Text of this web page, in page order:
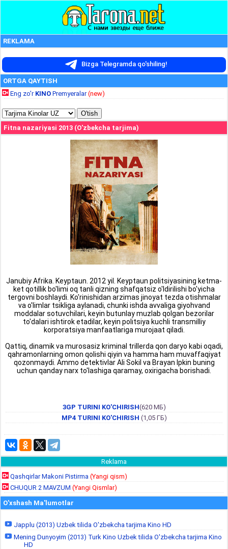
REKLAMA
Bizga Telegramda qo'shiling!
ORTGA QAYTISH
Eng zo'r KINO Premyeralar(new)
Fitna nazariyasi 2013 (O'zbekcha tarjima)
Janubiy Afrika. Keyptaun. 2012 yil. Keyptaun politsiyasining ketma-
ket qotillik bo'limi oq tanli qizning shafqatsiz o'ldirilishi bo'yicha
tergovni boshlaydi. Ko'rinishidan arzimas jinoyat tezda otishmalar
va o'limlar tsikliga aylanadi, chunki ishda avvaliga giyohvand
moddalar sotuvchilari, keyin butunlay muzlab qolgan bezorilar
to'dalari ishtirok etadilar, keyin politsiya kuchli transmilliy
korporatsiya manfaatlariga murojaat qiladi.
Qattiq, dinamik va murosasiz kriminal trillerda qon daryo kabi oqadi,
qahramonlarning omon qolishi qiyin va hamma ham muvaffaqiyat
qozonmaydi. Ammo detektivlar Ali Sokil va Brayan Ipkin buning
uchun qanday narx to'lashiga qaramay, oxirigacha borishadi.
3GP TURINI KO'CHIRISH(620 МБ)
MP4 TURINI KO'CHIRISH (1,05 ГБ)
Reklama
Qashqirlar Makoni Pistirma (Yangi qism)
CHUQUR 2 MAVZUM (Yangi Qismlar)
O'xshash Ma'lumotlar
Japplu (2013) Uzbek tilida O'zbekcha tarjima Kino HD
Mening Dunyoyim (2013) Turk Kino Uzbek tilida O'zbekcha tarjima Kino
HD